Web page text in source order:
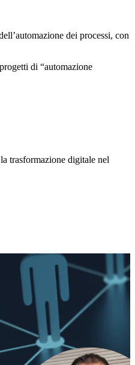
dei processi, con
di “automazione
trasformazione digitale nel